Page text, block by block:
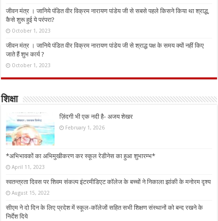
जीवन मंत्र । जानिये पंडित वीर विक्रम नारायण पांडेय जी से सबसे पहले किसने किया था श्राद्ध,
कैसे शुरू हुई ये परंपरा?
October 1, 2023
जीवन मंत्र । जानिये पंडित वीर विक्रम नारायण पांडेय जी से श्राद्ध पक्ष के समय क्यों नहीं किए
जाते हैं शुभ कार्य ?
October 1, 2023
शिक्षा
ज़िंदगी भी एक नदी है- अजय शेखर
February 1, 2026
*अभिभावकों का अभिमुखीकरण कर स्कूल रेडीनेस का हुआ शुभारम्भ*
April 11, 2023
स्वतन्त्रता दिवस पर शिवम संकल्प इंटरमीडिएट कॉलेज के बच्चों ने निकाला झांकी के मनोरम दृश्य
August 15, 2022
सीएम ने दो दिन के लिए प्रदेश में स्कूल-कॉलेजों सहित सभी शिक्षण संस्थानों को बन्द रखने के
निर्देश दिये